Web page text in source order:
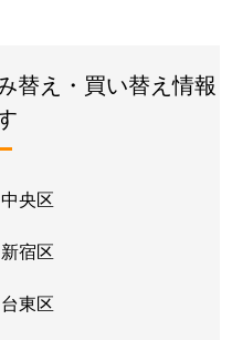
替え・買い替え情報
中央区
新宿区
台東区